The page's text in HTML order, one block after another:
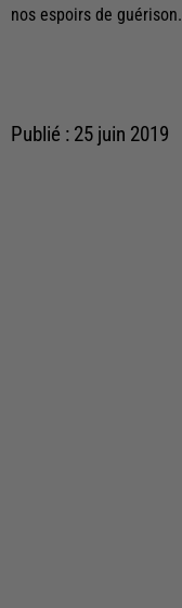
nos espoirs de guérison.
Publié : 25 juin 2019